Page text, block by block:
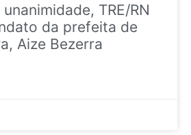
TRE/RN
da prefeita de
Aize Bezerra